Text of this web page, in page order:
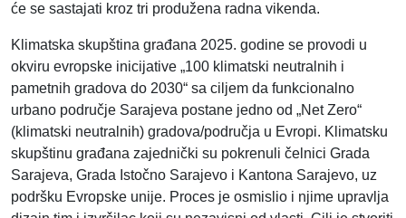
će se sastajati kroz tri produžena radna vikenda.
Klimatska skupština građana 2025. godine se provodi u
okviru evropske inicijative „100 klimatski neutralnih i
pametnih gradova do 2030“ sa ciljem da funkcionalno
urbano područje Sarajeva postane jedno od „Net Zero“
(klimatski neutralnih) gradova/područja u Evropi. Klimatsku
skupštinu građana zajednički su pokrenuli čelnici Grada
Sarajeva, Grada Istočno Sarajevo i Kantona Sarajevo, uz
podršku Evropske unije. Proces je osmislio i njime upravlja